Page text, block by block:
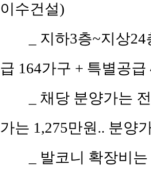
이수건설)
_ 지하3층~지상
급 164가구 + 특별공
_ 채당 분양가는
가는 1,275만원.. 분양
_ 발코니 확장비